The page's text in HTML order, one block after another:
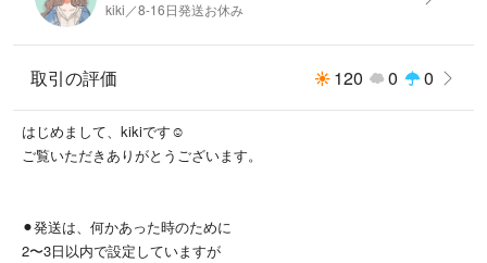
kiki／8-16日発送お休み
取引の評価 120 0 0
はじめまして、kikiです☺️
ご覧いただきありがとうございます。
⚫︎発送は、何かあった時のために
2〜3日以内で設定していますが